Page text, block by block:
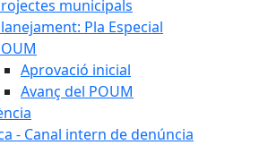
municipals
Pla Especial
Aprovació inicial
Avanç del POUM
- Canal intern de denúncia